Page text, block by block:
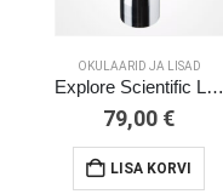
OKULAARID JA LISAD
Explore Scientific LER 10 mm Ar okulaar 52°
79,00 €
LISA KORVI